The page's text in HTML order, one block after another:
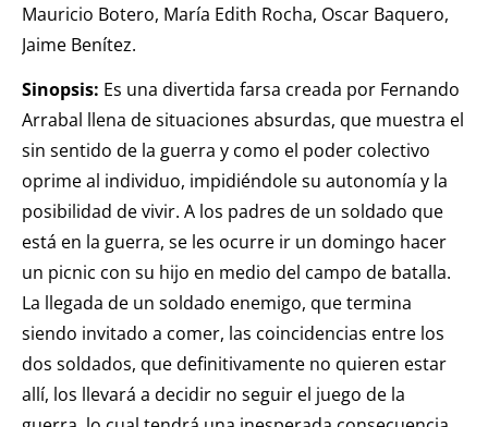
Mauricio Botero, María Edith Rocha, Oscar Baquero,
Jaime Benítez.
Sinopsis: Es una divertida farsa creada por Fernando
Arrabal llena de situaciones absurdas, que muestra el
sin sentido de la guerra y como el poder colectivo
oprime al individuo, impidiéndole su autonomía y la
posibilidad de vivir. A los padres de un soldado que
está en la guerra, se les ocurre ir un domingo hacer
un picnic con su hijo en medio del campo de batalla.
La llegada de un soldado enemigo, que termina
siendo invitado a comer, las coincidencias entre los
dos soldados, que definitivamente no quieren estar
allí, los llevará a decidir no seguir el juego de la